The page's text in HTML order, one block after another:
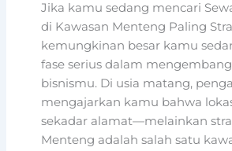
Jika kamu sedang mencari
di Kawasan Menteng Paling
kemungkinan besar kamu
fase serius dalam
bisnismu. Di usia matang,
mengajarkan kamu bahwa
sekadar alamat—melainkan
Menteng adalah salah satu